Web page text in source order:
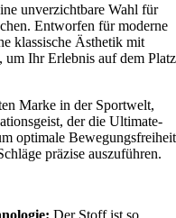
unverzichtbare Wahl für
Entworfen für moderne
klassische Ästhetik mit
Ihr Erlebnis auf dem Platz
Marke in der Sportwelt,
der die Ultimate-
optimale Bewegungsfreiheit
präzise auszuführen.
Der Stoff ist so